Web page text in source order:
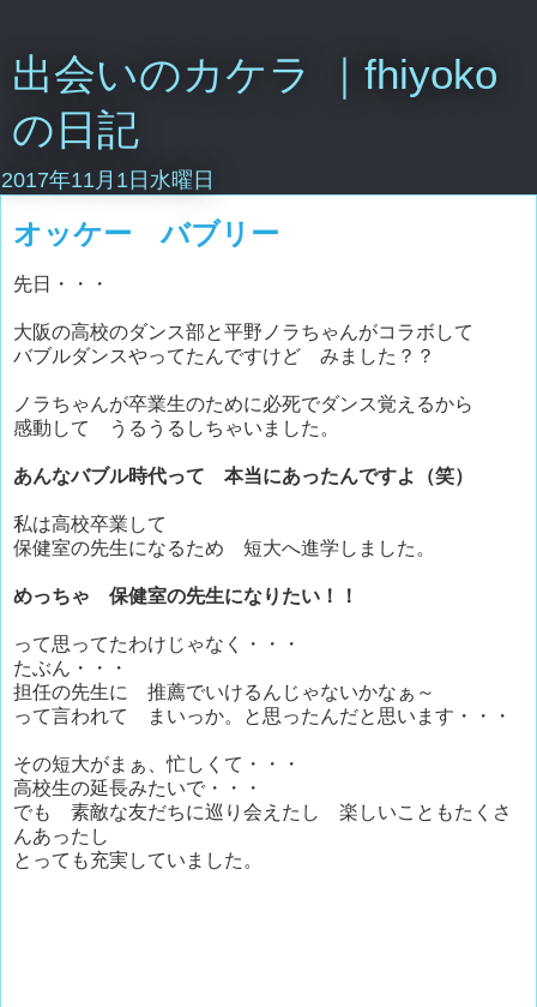
出会いのカケラ ｜fhiyoko
の日記
2017年11月1日水曜日
オッケー バブリー
先日・・・
大阪の高校のダンス部と平野ノラちゃんがコラボして
バブルダンスやってたんですけど みました？？
ノラちゃんが卒業生のために必死でダンス覚えるから
感動して うるうるしちゃいました。
あんなバブル時代って 本当にあったんですよ（笑）
私は高校卒業して
保健室の先生になるため 短大へ進学しました。
めっちゃ 保健室の先生になりたい！！
って思ってたわけじゃなく・・・
たぶん・・・
担任の先生に 推薦でいけるんじゃないかなぁ～
って言われて まいっか。と思ったんだと思います・・・
その短大がまぁ、忙しくて・・・
高校生の延長みたいで・・・
でも 素敵な友だちに巡り会えたし 楽しいこともたくさ
んあったし
とっても充実していました。